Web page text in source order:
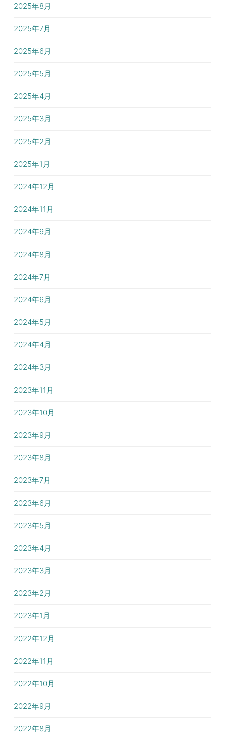
2025年8月
2025年7月
2025年6月
2025年5月
2025年4月
2025年3月
2025年2月
2025年1月
2024年12月
2024年11月
2024年9月
2024年8月
2024年7月
2024年6月
2024年5月
2024年4月
2024年3月
2023年11月
2023年10月
2023年9月
2023年8月
2023年7月
2023年6月
2023年5月
2023年4月
2023年3月
2023年2月
2023年1月
2022年12月
2022年11月
2022年10月
2022年9月
2022年8月